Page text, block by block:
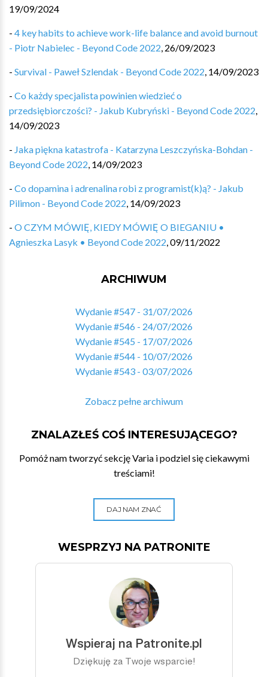
19/09/2024
- 4 key habits to achieve work-life balance and avoid burnout
- Piotr Nabielec - Beyond Code 2022, 26/09/2023
- Survival - Paweł Szlendak - Beyond Code 2022, 14/09/2023
- Co każdy specjalista powinien wiedzieć o
przedsiębiorczości? - Jakub Kubryński - Beyond Code 2022,
14/09/2023
- Jaka piękna katastrofa - Katarzyna Leszczyńska-Bohdan -
Beyond Code 2022, 14/09/2023
- Co dopamina i adrenalina robi z programist(k)ą? - Jakub
Pilimon - Beyond Code 2022, 14/09/2023
- O CZYM MÓWIĘ, KIEDY MÓWIĘ O BIEGANIU •
Agnieszka Lasyk • Beyond Code 2022,09/11/2022
ARCHIWUM
Wydanie #547 - 31/07/2026
Wydanie #546 - 24/07/2026
Wydanie #545 - 17/07/2026
Wydanie #544 - 10/07/2026
Wydanie #543 - 03/07/2026
Zobacz pełne archiwum
ZNALAZŁEŚ COŚ INTERESUJĄCEGO?
Pomóż nam tworzyć sekcję Varia i podziel się ciekawymi
treściami!
DAJ NAM ZNAĆ
WESPRZYJ NA PATRONITE